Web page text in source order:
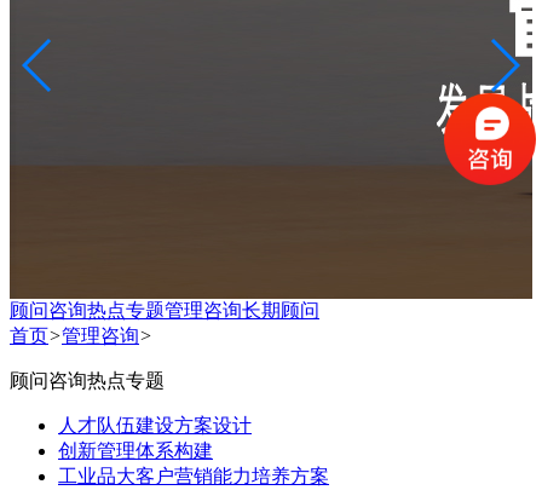
顾问咨询热点专题管理咨询长期顾问
首页>管理咨询>
顾问咨询热点专题
人才队伍建设方案设计
创新管理体系构建
工业品大客户营销能力培养方案